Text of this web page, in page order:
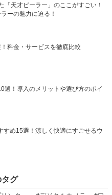
「天才ピーラー」のここがすごい！
ーの魅力に迫る！
料金・サービスを徹底比較
選！導入のメリットや選び方のポイ
すめ15選！涼しく快適にすごせるウ
グ